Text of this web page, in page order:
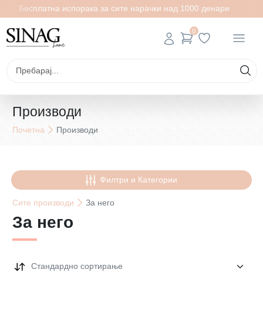
Бесплатна испорака за сите нарачки над 1000 денари
0
Производи
Почетна Производи
Филтри и Категории
Сите производи За него
За него
Стандардно сортирање